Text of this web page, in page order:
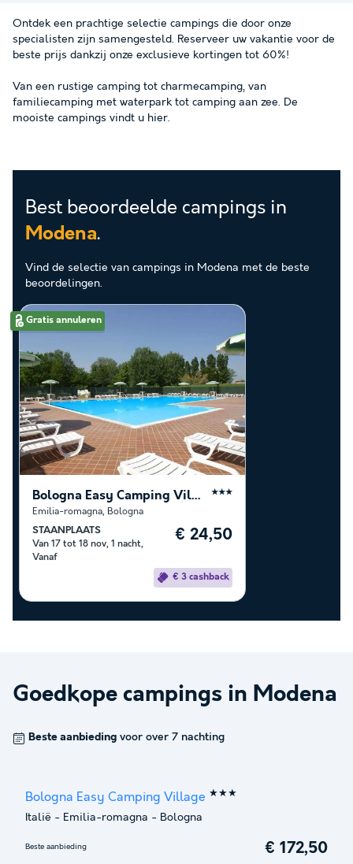
Ontdek een prachtige selectie campings die door onze
specialisten zijn samengesteld. Reserveer uw vakantie voor de
beste prijs dankzij onze exclusieve kortingen tot 60%!
Van een rustige camping tot charmecamping, van
familiecamping met waterpark tot camping aan zee. De
mooiste campings vindt u hier.
Best beoordeelde campings in
Modena.
Vind de selectie van campings in Modena met de beste
beoordelingen.
Gratis annuleren
Bologna Easy Camping Village ★★★
Emilia-romagna, Bologna
STAANPLAATS
Van 17 tot 18 nov, 1 nacht,
Vanaf
€ 24,50
€ 3 cashback
Goedkope campings in Modena
Beste aanbieding voor over 7 nachting
Bologna Easy Camping Village ★★★
Italië - Emilia-romagna - Bologna
Beste aanbieding € 172,50